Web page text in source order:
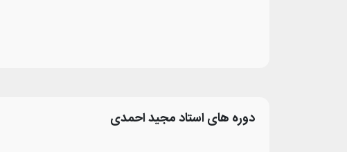
دوره های استادمجید احمدی